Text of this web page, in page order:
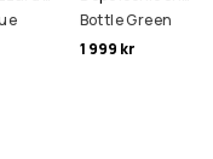
Bottle Green
1 999 kr